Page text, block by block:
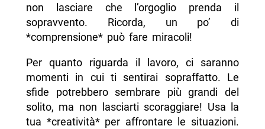
non lasciare che l’orgoglio prenda il
sopravvento. Ricorda, un po’ di
*comprensione* può fare miracoli!
Per quanto riguarda il lavoro, ci saranno
momenti in cui ti sentirai sopraffatto. Le
sfide potrebbero sembrare più grandi del
solito, ma non lasciarti scoraggiare! Usa la
tua *creatività* per affrontare le situazioni.